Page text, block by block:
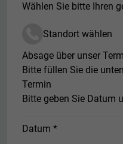
Wählen Sie bitte Ihren
Standort wählen
Absage über unser
Bitte füllen Sie die
Termin
Bitte geben Sie Datum
Datum *